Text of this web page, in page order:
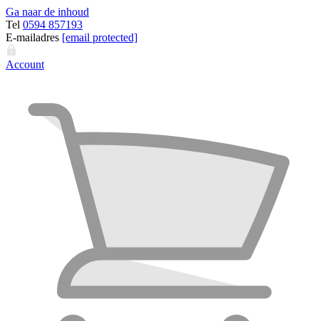
Ga naar de inhoud
Tel 0594 857193
E-mailadres [email protected]
Account